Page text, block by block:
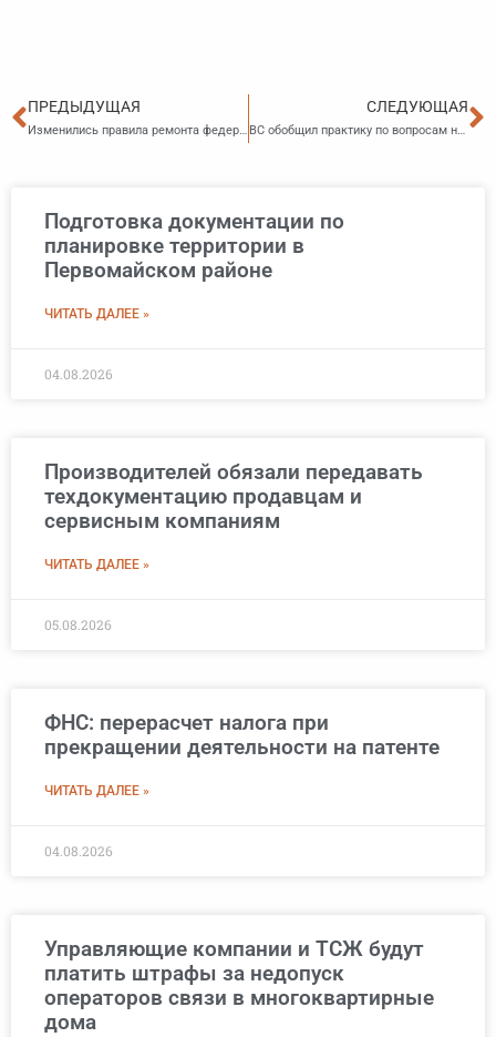
Пред
ПРЕДЫДУЩАЯ
Изменились правила ремонта федеральных трасс
СЛЕДУЮЩАЯ
ВС обобщил практику по вопросам налогообложения имущества
Подготовка документации по
планировке территории в
Первомайском районе
ЧИТАТЬ ДАЛЕЕ »
04.08.2026
Производителей обязали передавать
техдокументацию продавцам и
сервисным компаниям
ЧИТАТЬ ДАЛЕЕ »
05.08.2026
ФНС: перерасчет налога при
прекращении деятельности на патенте
ЧИТАТЬ ДАЛЕЕ »
04.08.2026
Управляющие компании и ТСЖ будут
платить штрафы за недопуск
операторов связи в многоквартирные
дома